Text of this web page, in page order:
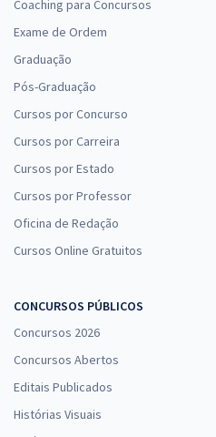
Coaching para Concursos
Exame de Ordem
Graduação
Pós-Graduação
Cursos por Concurso
Cursos por Carreira
Cursos por Estado
Cursos por Professor
Oficina de Redação
Cursos Online Gratuitos
CONCURSOS PÚBLICOS
Concursos 2026
Concursos Abertos
Editais Publicados
Histórias Visuais